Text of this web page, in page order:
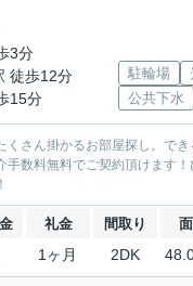
3分
徒歩12分
15分
駐輪場
公共下水
さん掛かるお部屋探し。で
数料無料でご契約頂けます
礼金 間取り
1ヶ月 2DK